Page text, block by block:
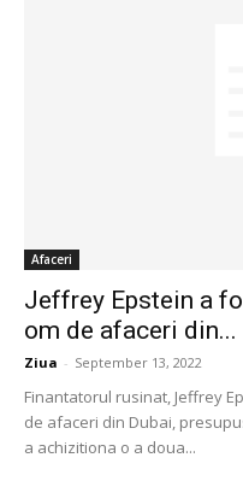
Afaceri
Jeffrey Epstein a
om de afaceri din...
Ziua - September 13, 2022
Finantatorul rusinat, Jeffrey
de afaceri din Dubai,
a achizitiona o a doua...